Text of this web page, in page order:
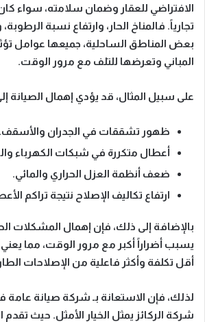
الافتراضي للعقار وضمان سلامته، سواء
تجارياً. فالمناخ الحار، وارتفاع نسبة
بعض المناطق الساحلية، جميعها عوامل
المباني وتعرضها للتلف مع مرور الوقت.
على سبيل المثال، قد يؤدي إهمال الصيانة
ظهور تشققات في الجدران والأسقف.
أعطال متكررة في شبكات الكهرباء
ضعف أنظمة العزل الحراري والمائي.
ارتفاع تكاليف الإصلاح نتيجة تراكم
بالإضافة إلى ذلك، فإن إهمال المشكلات
يسبب أضراراً أكبر مع مرور الوقت، مما يعني
أقل تكلفة وأكثر فاعلية من الإصلاحات
لذلك، فإن الاستعانة بـ شركة صيانة عامة
شركة الركائز يمثل الخيار الأمثل. حيث تقدم